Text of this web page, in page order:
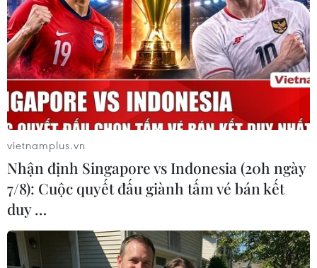
Google Wallet cho phép phụ huynh
thiết lập số dư an toàn của con cái
06/08/2026 23:44
NAPAS và KiotViet hợp tác mở rộng
06/08/2026 14:03
BIDV chốt ngày chia 498 triệu cổ
phiếu, tăng vốn điều lệ lên 77.783 tỷ
đồng
vietnamplus.vn
Nhận định Singapore vs Indonesia (20h ngày
7/8): Cuộc quyết đấu giành tấm vé bán kết
duy …